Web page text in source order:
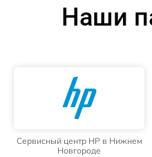
Наши
Сервисный центр HP в Нижнем
Новгороде